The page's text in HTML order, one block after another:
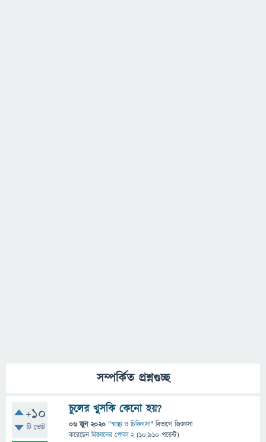
সম্পর্কিত প্রশ্নগুচ্ছ
+10
টি ভোট
চুলের খুসকি কেনো হয়?
06 জুন 2020 "স্বাস্থ্য ও চিকিৎসা" বিভাগে জিজ্ঞাসা
করেছেনবিজ্ঞানের পোকা 2 (10,910 পয়েন্ট)